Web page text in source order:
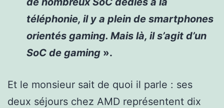
téléphonie, il y a plein de smartphones
orientés gaming. Mais là, il s’agit d’un
SoC de gaming».
Et le monsieur sait de quoi il parle : ses
deux séjours chez AMD représentent dix